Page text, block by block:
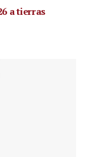
a tierras